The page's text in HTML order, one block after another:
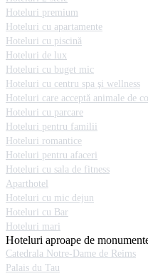
Hoteluri premium
Hoteluri cu apartamente
Hoteluri cu piscină
Hoteluri de lux
Hoteluri cu buget mic
Hoteluri cu centru spa şi wellness
Hoteluri care acceptă animale de
Hoteluri cu parcare
Hoteluri pentru familii
Hoteluri romantice
Hoteluri pentru afaceri
Hoteluri cu sala de fitness
Aparthotel
Hoteluri cu mic dejun
Hoteluri cu Bar
Hoteluri mari
Hoteluri aproape de
Catedrala Notre-Dame de Reims
Palais du Tau